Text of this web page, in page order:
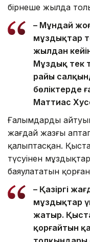
бірнеше жылда
– Мұндай
мұздықтар
жылдан
Мұздық тек
райы
бөліктерде
Маттиас
Ғалымдардың
жағдай жазғы
қалыптасқан.
түсуінен
баяулататын
– Қазіргі
мұздықтар
жатыр.
қорғайтын